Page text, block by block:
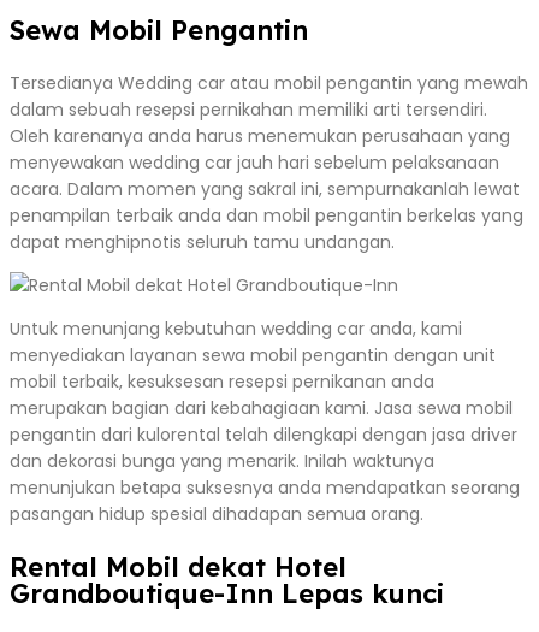
Sewa Mobil Pengantin
Tersedianya Wedding car atau mobil pengantin yang mewah
dalam sebuah resepsi pernikahan memiliki arti tersendiri.
Oleh karenanya anda harus menemukan perusahaan yang
menyewakan wedding car jauh hari sebelum pelaksanaan
acara. Dalam momen yang sakral ini, sempurnakanlah lewat
penampilan terbaik anda dan mobil pengantin berkelas yang
dapat menghipnotis seluruh tamu undangan.
Untuk menunjang kebutuhan wedding car anda, kami
menyediakan layanan sewa mobil pengantin dengan unit
mobil terbaik, kesuksesan resepsi pernikanan anda
merupakan bagian dari kebahagiaan kami. Jasa sewa mobil
pengantin dari kulorental telah dilengkapi dengan jasa driver
dan dekorasi bunga yang menarik. Inilah waktunya
menunjukan betapa suksesnya anda mendapatkan seorang
pasangan hidup spesial dihadapan semua orang.
Rental Mobil dekat Hotel
Grandboutique-Inn Lepas kunci